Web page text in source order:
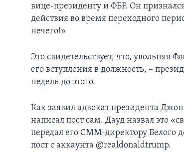
вице-президенту и ФБР. Он
действия во время переходного
нечего!»
Это свидетельствует, что, увольняя
его вступления в должность, –
недель до этого.
Как заявил адвокат президента
написал пост сам. Дауд назвал это
передал его СММ-директору Белого
пост с аккаунта @realdonaldtrump.